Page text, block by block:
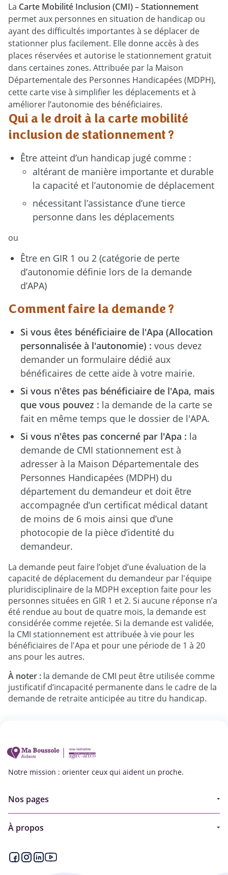
La Carte Mobilité Inclusion (CMI) – Stationnement
permet aux personnes en situation de handicap ou
ayant des difficultés importantes à se déplacer de
stationner plus facilement. Elle donne accès à des
places réservées et autorise le stationnement gratuit
dans certaines zones. Attribuée par la Maison
Départementale des Personnes Handicapées (MDPH),
cette carte vise à simplifier les déplacements et à
améliorer l’autonomie des bénéficiaires.
Qui a le droit à la carte mobilité
inclusion de stationnement ?
Être atteint d’un handicap jugé comme :
altérant de manière importante et durable
la capacité et l’autonomie de déplacement
nécessitant l’assistance d’une tierce
personne dans les déplacements
ou
Être en GIR 1 ou 2 (catégorie de perte
d’autonomie définie lors de la demande
d’APA)
Comment faire la demande ?
Si vous êtes bénéficiaire de l'Apa (Allocation
personnalisée à l'autonomie) : vous devez
demander un formulaire dédié aux
bénéficaires de cette aide à votre mairie.
Si vous n'êtes pas bénéficiaire de l'Apa, mais
que vous pouvez : la demande de la carte se
fait en même temps que le dossier de l'APA.
Si vous n'êtes pas concerné par l'Apa : la
demande de CMI stationnement est à
adresser à la Maison Départementale des
Personnes Handicapées (MDPH) du
département du demandeur et doit être
accompagnée d’un certificat médical datant
de moins de 6 mois ainsi que d’une
photocopie de la pièce d’identité du
demandeur.
La demande peut faire l’objet d’une évaluation de la
capacité de déplacement du demandeur par l'équipe
pluridisciplinaire de la MDPH exception faite pour les
personnes situées en GIR 1 et 2. Si aucune réponse n’a
été rendue au bout de quatre mois, la demande est
considérée comme rejetée. Si la demande est validée,
la CMI stationnement est attribuée à vie pour les
bénéficiaires de l'Apa et pour une période de 1 à 20
ans pour les autres.
À noter : la demande de CMI peut être utilisée comme
justificatif d’incapacité permanente dans le cadre de la
demande de retraite anticipée au titre du handicap.
Notre mission : orienter ceux qui aident un proche.
Nos pages
Aides financières et congés
À propos
Qui sommes-nous ?